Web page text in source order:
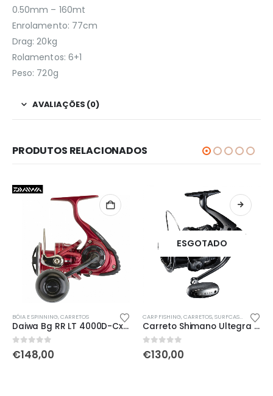
0.50mm – 160mt
Enrolamento: 77cm
Drag: 20kg
Rolamentos: 6+1
Peso: 720g
AVALIAÇÕES (0)
PRODUTOS RELACIONADOS
CARRETOS,TELESURF / FUNDO
BÓIA E SPINNING,CARRETOS
Daiwa Bg RR LT 4000D-Cxh-Ark
0out of 5
€148,00
ESGOTADO
CARP FISHING,CARRETOS,SURFCASTING
Carreto Shimano Ultegra Spod XTD
0out of 5
€130,00